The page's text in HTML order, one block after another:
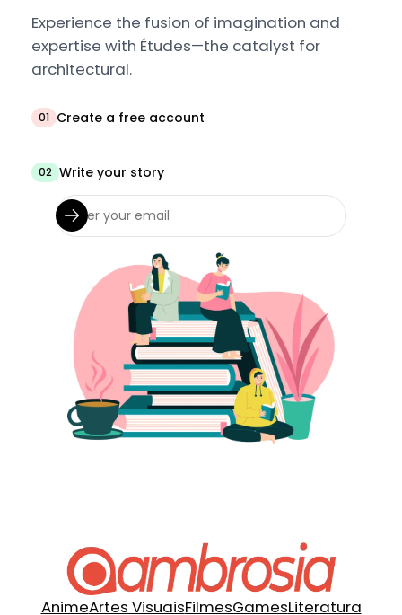
Experience the fusion of imagination and
expertise with Études—the catalyst for
architectural.
01 Create a free account
02 Write your story
AnimeArtes VisuaisFilmesGamesLiteratura